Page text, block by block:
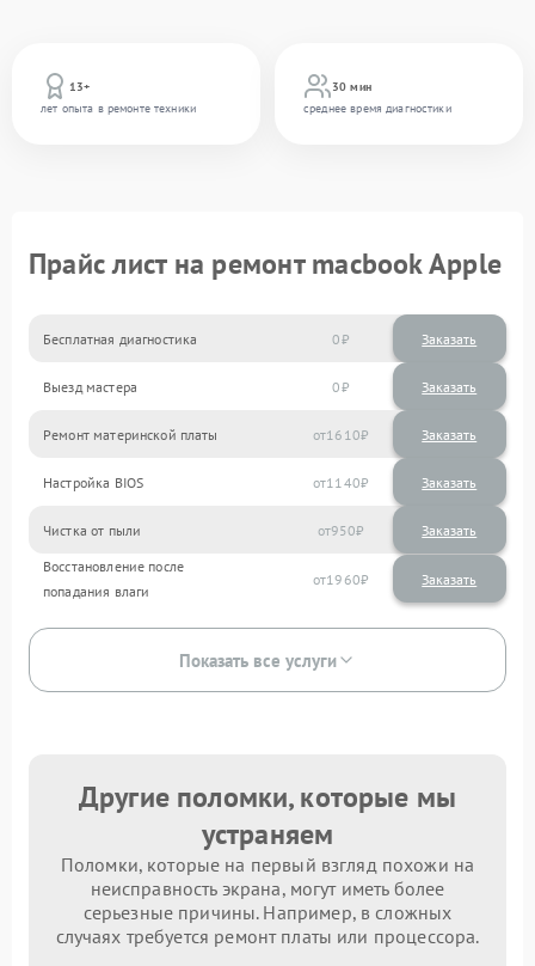
13+
лет опыта в ремонте техники
30 мин
среднее время диагностики
Прайс лист на ремонт macbook Apple
Бесплатная диагностика 0 Заказать
Выезд мастера 0 Заказать
Ремонт материнской платы 1610
Настройка BIOS 1140
Чистка от пыли 950
Восстановление после
попадания влаги
1960
Показать все услуги
Другие поломки, которые мы
устраняем
Поломки, которые на первый взгляд похожи на
неисправность экрана, могут иметь более
серьезные причины. Например, в сложных
случаях требуется ремонт платы или процессора.